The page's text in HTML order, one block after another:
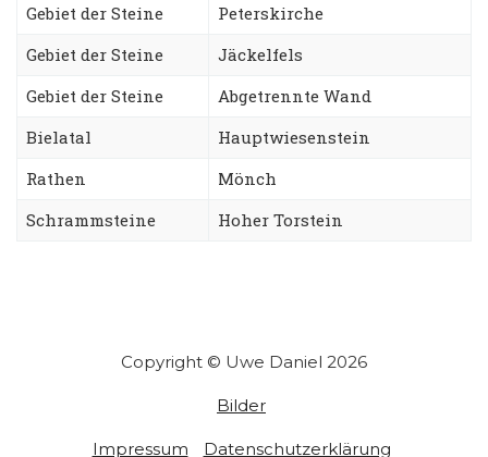
Gebiet der Steine
Peterskirche
Gebiet der Steine
Jäckelfels
Gebiet der Steine
Abgetrennte Wand
Bielatal
Hauptwiesenstein
Rathen
Mönch
Schrammsteine
Hoher Torstein
Copyright © Uwe Daniel 2026
Bilder
Impressum Datenschutzerklärung